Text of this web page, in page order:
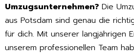
Umzugsunternehmen? Die
aus Potsdam sind genau die
für dich. Mit unserer langjährigen
unserem professionellen Team